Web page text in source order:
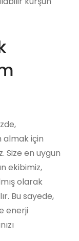
almak için
Size en uygun
ekibimiz,
olarak
Bu sayede,
enerji